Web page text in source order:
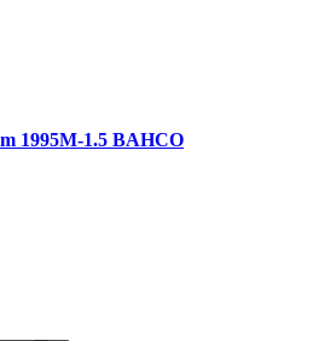
1995M-1.5 BAHCO